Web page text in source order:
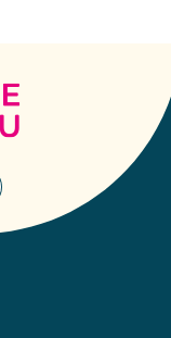
Terres
de
Montaigu